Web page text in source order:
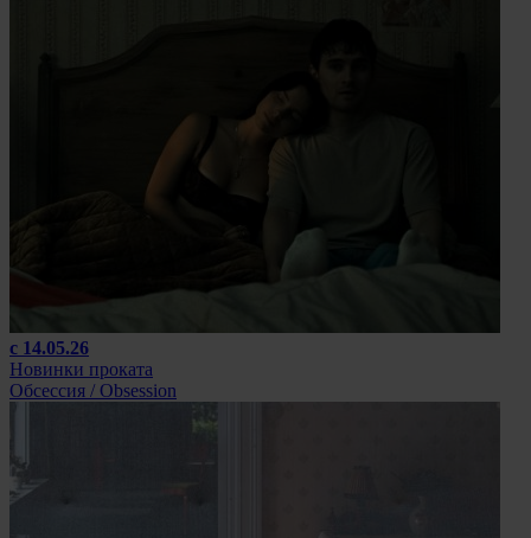
с 14.05.26
Новинки проката
Обсессия / Obsession